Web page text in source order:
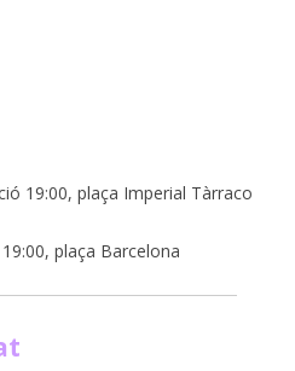
19:00, plaça Imperial Tàrraco
plaça Barcelona